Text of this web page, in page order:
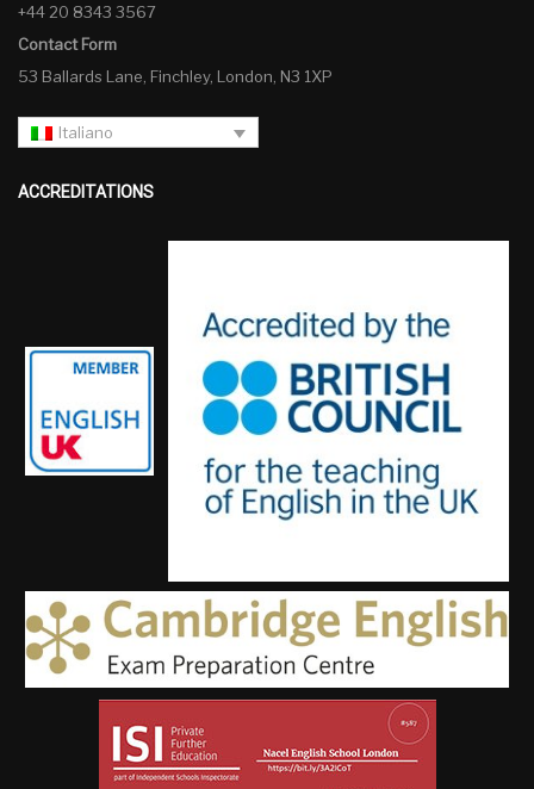
+44 20 8343 3567
Contact Form
53 Ballards Lane, Finchley, London, N3 1XP
Italiano
ACCREDITATIONS